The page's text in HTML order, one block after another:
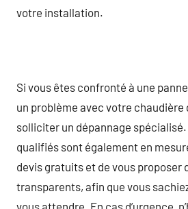
votre installation.
Si vous êtes confronté à une
un problème avec votre chaudière
solliciter un dépannage
qualifiés sont également en
devis gratuits et de vous proposer
transparents, afin que vous
vous attendre. En cas d’urgence,